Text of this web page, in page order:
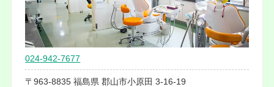
024-942-7677
963-8835 福島県 郡山市小原田 3-16-19